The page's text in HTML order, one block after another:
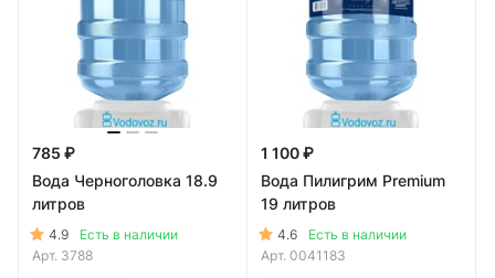
785 ₽
Вода Черноголовка 18.9
литров
4.9
Есть в наличии
Арт. 3788
1 100 ₽
Вода Пилигрим Premium
19 литров
4.6
Есть в наличии
Арт. 0041183